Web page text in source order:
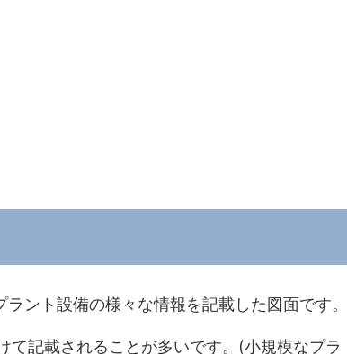
ラント設備の様々な情報を記載した図面です。
て記載されることが多いです。(小規模なプラ